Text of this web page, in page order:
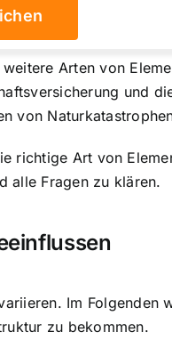
Arten von
und
von
richtige Art von
alle Fragen zu klären.
Im Folgenden
zu bekommen.